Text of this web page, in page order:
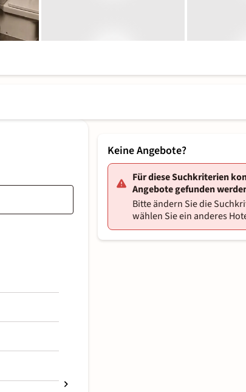
Keine Angebote?
Für diese Suchkriterien
Angebote gefunden
Bitte ändern Sie die
wählen Sie ein anderes